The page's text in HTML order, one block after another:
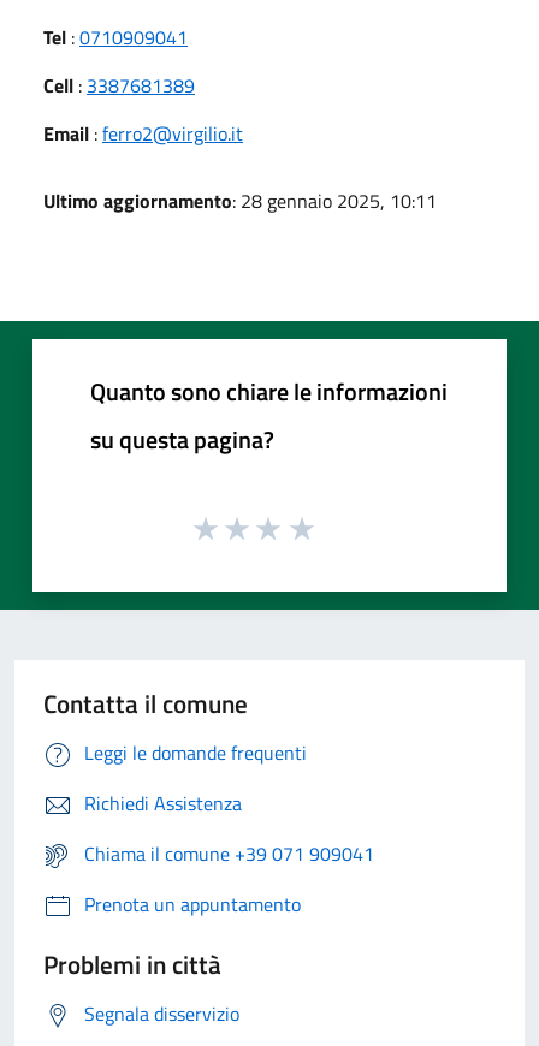
Tel :0710909041
Cell : 3387681389
Email :ferro2@virgilio.it
Ultimo aggiornamento: 28 gennaio 2025, 10:11
Quanto sono chiare le informazioni
su questa pagina?
Contatta il comune
Leggi le domande frequenti
Richiedi Assistenza
Chiama il comune +39 071 909041
Prenota un appuntamento
Problemi in città
Segnala disservizio